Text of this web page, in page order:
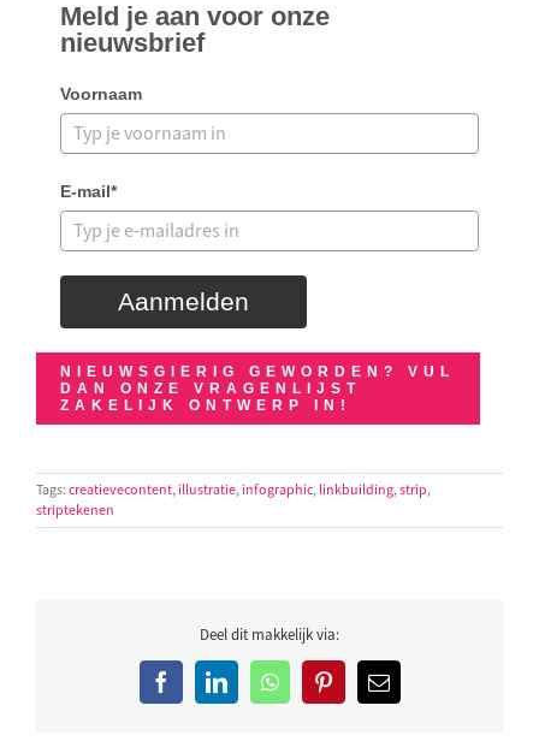
Meld je aan voor onze
nieuwsbrief
Voornaam
E-mail*
Aanmelden
NIEUWSGIERIG GEWORDEN? VUL
DAN ONZE VRAGENLIJST
ZAKELIJK ONTWERP IN!
Tags:creatievecontent,illustratie,infographic,linkbuilding,strip,
striptekenen
Deel dit makkelijk via:
FacebookLinkedInWhatsAppPinterest
E-